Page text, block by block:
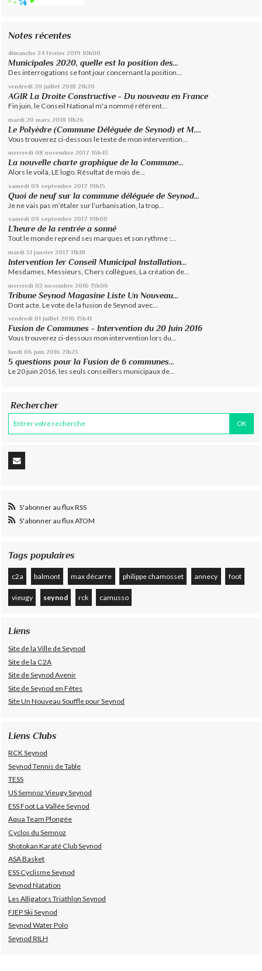
Notes récentes
dimanche 24 février 2019 10h00
Municipales 2020, quelle est la position des...
Des interrogations se font jour concernant la position...
vendredi 20 juillet 2018 21h20
AGIR La Droite Constructive - Du nouveau en France
Fin juin, le Conseil National m'a nommé référent...
mardi 20 mars 2018 11h26
Le Polyèdre (Commune Déléguée de Seynod) et M....
Vous trouverez ci-dessous le texte de mon intervention...
mercredi 08 novembre 2017 16h43
La nouvelle charte graphique de la Commune...
Alors le voilà, LE logo. Résultat de mois de...
samedi 09 septembre 2017 19h15
Quoi de neuf sur la commune déléguée de Seynod…
Je ne vais pas m’étaler sur l’urbanisation, la trop...
samedi 09 septembre 2017 19h00
L’heure de la rentrée a sonné
Tout le monde reprend ses marques et son rythme :...
mardi 31 janvier 2017 11h18
Intervention 1er Conseil Municipal Installation...
Mesdames, Messieurs, Chers collègues, La création de...
mercredi 02 novembre 2016 15h06
Tribune Seynod Magasine Liste Un Nouveau...
Dont acte. Le vote de la fusion de Seynod avec...
vendredi 01 juillet 2016 15h41
Fusion de Communes - Intervention du 20 Juin 2016
Vous trouverez ci-dessous mon intervention lors du...
lundi 06 juin 2016 21h23
5 questions pour la Fusion de 6 communes…
Le 20 juin 2016, les seuls conseillers municipaux de...
Rechercher
S'abonner au flux RSS
S'abonner au flux ATOM
Tags populaires
c2a balmont max décarre philippe chamosset annecy foot
vieugy seynod rck camusso
Liens
Site de la Ville de Seynod
Site de la C2A
Site de Seynod Avenir
Site de Seynod en Fêtes
Site Un Nouveau Souffle pour Seynod
Liens Clubs
RCK Seynod
Seynod Tennis de Table
TESS
US Semnoz Vieugy Seynod
ESS Foot La Vallée Seynod
Aqua Team Plongée
Cyclos du Semnoz
Shotokan Karaté Club Seynod
ASA Basket
ESS Cyclisme Seynod
Seynod Natation
Les Alligators Triathlon Seynod
FJEP Ski Seynod
Seynod Water Polo
Seynod RILH